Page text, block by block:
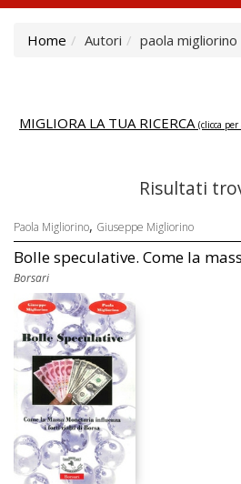
Home Autori paola migliorino
MIGLIORA LA TUA RICERCA (clicca
Risultati
Paola Migliorino, Giuseppe Migliorino
Bolle speculative. Come la
Borsari